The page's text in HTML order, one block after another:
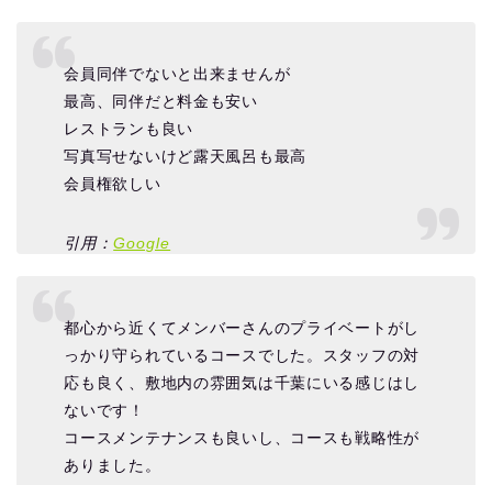
会員同伴でないと出来ませんが
最高、同伴だと料金も安い
レストランも良い
写真写せないけど露天風呂も最高
会員権欲しい
引用：Google
都心から近くてメンバーさんのプライベートがし
っかり守られているコースでした。スタッフの対
応も良く、敷地内の雰囲気は千葉にいる感じはし
ないです！
コースメンテナンスも良いし、コースも戦略性が
ありました。